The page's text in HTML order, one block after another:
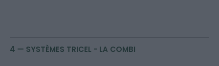
4 — SYSTÈMES TRICEL - LA COMBI